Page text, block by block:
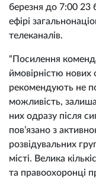
березня до 7:00 23
ефірі
телеканалів.
“Посилення
ймовірністю нових
рекомендують не
можливість,
них одразу після
пов’язано з
розвідувальних
місті. Велика
та правоохоронці